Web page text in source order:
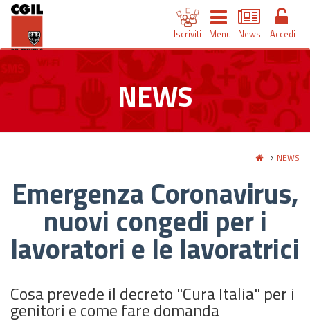
Iscriviti Menu News Accedi
NEWS
NEWS
Emergenza Coronavirus,
nuovi congedi per i
lavoratori e le lavoratrici
Cosa prevede il decreto "Cura Italia" per i
genitori e come fare domanda